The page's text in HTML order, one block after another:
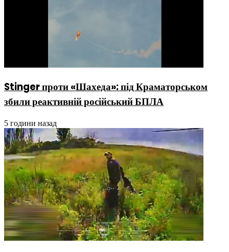
Stinger проти «Шахеда»: під Краматорськом
збили реактивній російський БПЛА
5 години назад